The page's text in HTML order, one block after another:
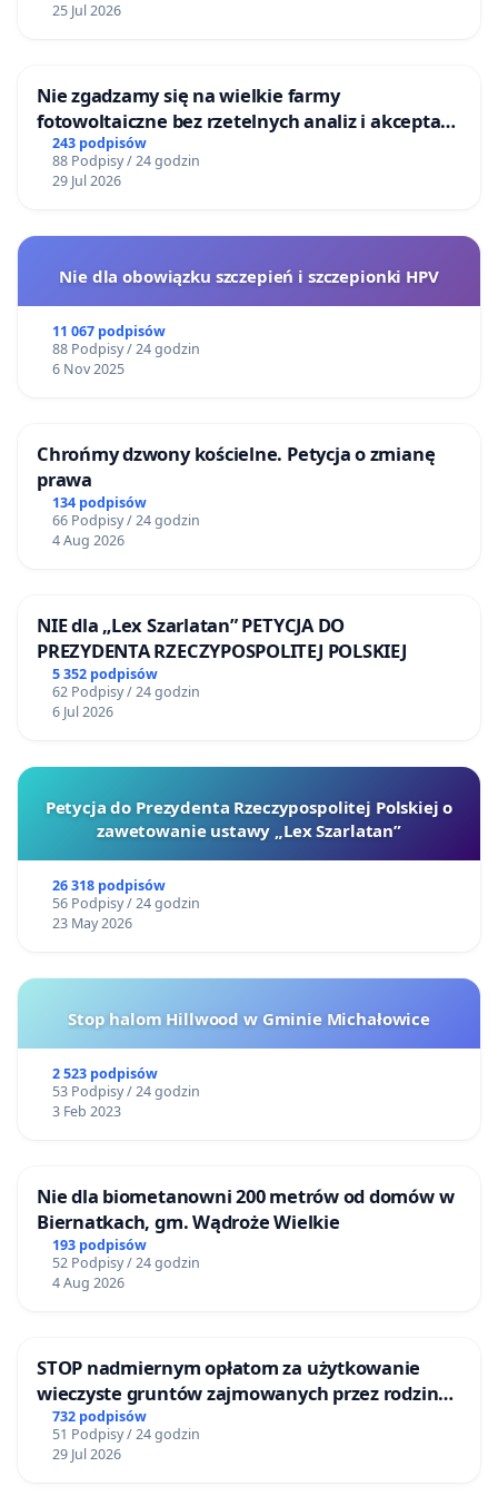
25 Jul 2026
Nie zgadzamy się na wielkie farmy
fotowoltaiczne bez rzetelnych analiz i akceptacji
mieszkańców
243 podpisów
88 Podpisy / 24 godzin
29 Jul 2026
Nie dla obowiązku szczepień i szczepionki HPV
11 067 podpisów
88 Podpisy / 24 godzin
6 Nov 2025
Chrońmy dzwony kościelne. Petycja o zmianę
prawa
134 podpisów
66 Podpisy / 24 godzin
4 Aug 2026
NIE dla „Lex Szarlatan” PETYCJA DO
PREZYDENTA RZECZYPOSPOLITEJ POLSKIEJ
5 352 podpisów
62 Podpisy / 24 godzin
6 Jul 2026
Petycja do Prezydenta Rzeczypospolitej Polskiej o
zawetowanie ustawy „Lex Szarlatan”
26 318 podpisów
56 Podpisy / 24 godzin
23 May 2026
Stop halom Hillwood w Gminie Michałowice
2 523 podpisów
53 Podpisy / 24 godzin
3 Feb 2023
Nie dla biometanowni 200 metrów od domów w
Biernatkach, gm. Wądroże Wielkie
193 podpisów
52 Podpisy / 24 godzin
4 Aug 2026
STOP nadmiernym opłatom za użytkowanie
wieczyste gruntów zajmowanych przez rodzinne
ogrody działkowe.
732 podpisów
51 Podpisy / 24 godzin
29 Jul 2026